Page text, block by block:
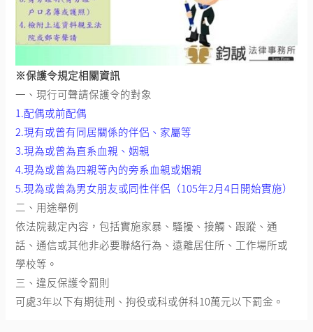
※保護令規定相關資訊
一、現行可聲請保護令的對象
1.配偶或前配偶
2.現有或曾有同居關係的伴侶、家屬等
3.現為或曾為直系血親、姻親
4.現為或曾為四親等內的旁系血親或姻親
5.現為或曾為男女朋友或同性伴侶（105年2月4日開始實施）
二、用途舉例
依法院裁定內容，包括實施家暴、騷擾、接觸、跟蹤、通
話、通信或其他非必要聯絡行為、遠離居住所、工作場所或
學校等。
三、違反保護令罰則
可處3年以下有期徒刑、拘役或科或併科10萬元以下罰金。